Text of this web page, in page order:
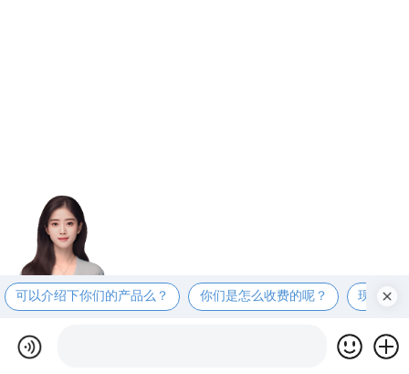
可以介绍下你们的产品么？ 你们是怎么收费的呢？ 现在有